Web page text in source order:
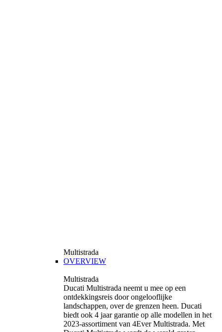
Multistrada
OVERVIEW
Multistrada
Ducati Multistrada neemt u mee op een
ontdekkingsreis door ongelooflijke
landschappen, over de grenzen heen. Ducati
biedt ook 4 jaar garantie op alle modellen in het
2023-assortiment van 4Ever Multistrada. Met